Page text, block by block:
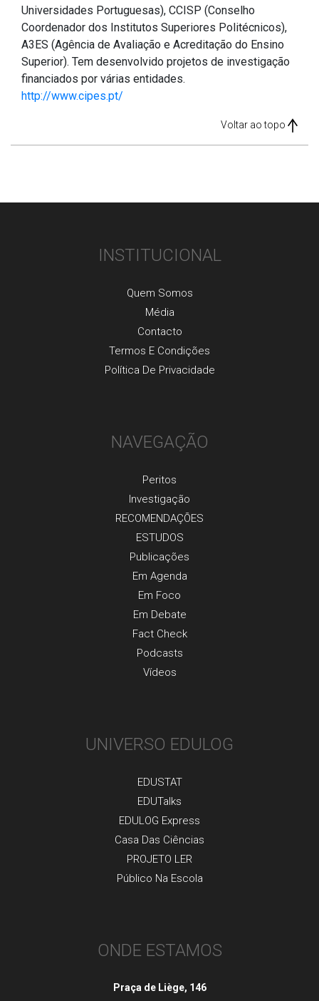
Universidades Portuguesas), CCISP (Conselho
Coordenador dos Institutos Superiores Politécnicos),
A3ES (Agência de Avaliação e Acreditação do Ensino
Superior). Tem desenvolvido projetos de investigação
financiados por várias entidades.
http://www.cipes.pt/
Voltar ao topo
INSTITUCIONAL
Quem Somos
Média
Contacto
Termos E Condições
Política De Privacidade
NAVEGAÇÃO
Peritos
Investigaçãо
RECOMENDAÇÕES
ESTUDOS
Publicaçõеs
Em Agenda
Em Foco
Em Debate
Fact Check
Podcasts
Vídeos
UNIVERSO EDULOG
EDUSTAT
EDUTalks
EDULOG Express
Casa Das Ciências
PROJETO LER
Público Na Escola
ONDE ESTAMOS
Praça de Liège, 146